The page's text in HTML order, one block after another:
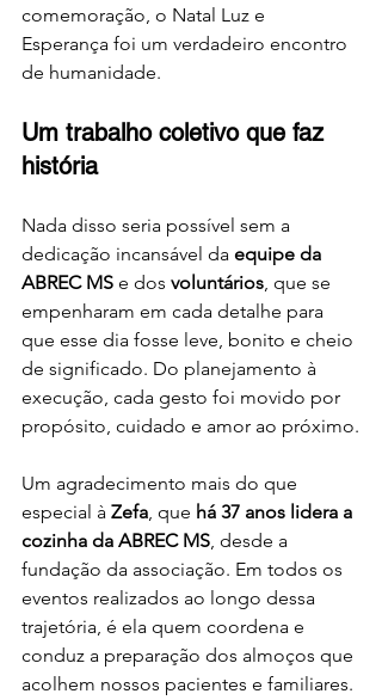
comemoração, o Natal Luz e
Esperança foi um verdadeiro encontro
de humanidade.
Um trabalho coletivo que faz
história
Nada disso seria possível sem a
dedicação incansável da equipe da
ABREC MS e dos voluntários, que se
empenharam em cada detalhe para
que esse dia fosse leve, bonito e cheio
de significado. Do planejamento à
execução, cada gesto foi movido por
propósito, cuidado e amor ao próximo.
Um agradecimento mais do que
especial à Zefa, que há 37 anos lidera a
cozinha da ABREC MS, desde a
fundação da associação. Em todos os
eventos realizados ao longo dessa
trajetória, é ela quem coordena e
conduz a preparação dos almoços que
acolhem nossos pacientes e familiares.